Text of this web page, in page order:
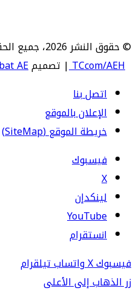
© حقوق النشر
TCcom/AEH | تصميمAE
اتصل بنا
الإعلان بالموقع
خريطة الموقع (SiteMap)
فيسبوك
‫X
لينكدإن
‫YouTube
انستقرام
فيسبوك‫Xواتسابتيلقرام
زر الذهاب إلى الأعلى